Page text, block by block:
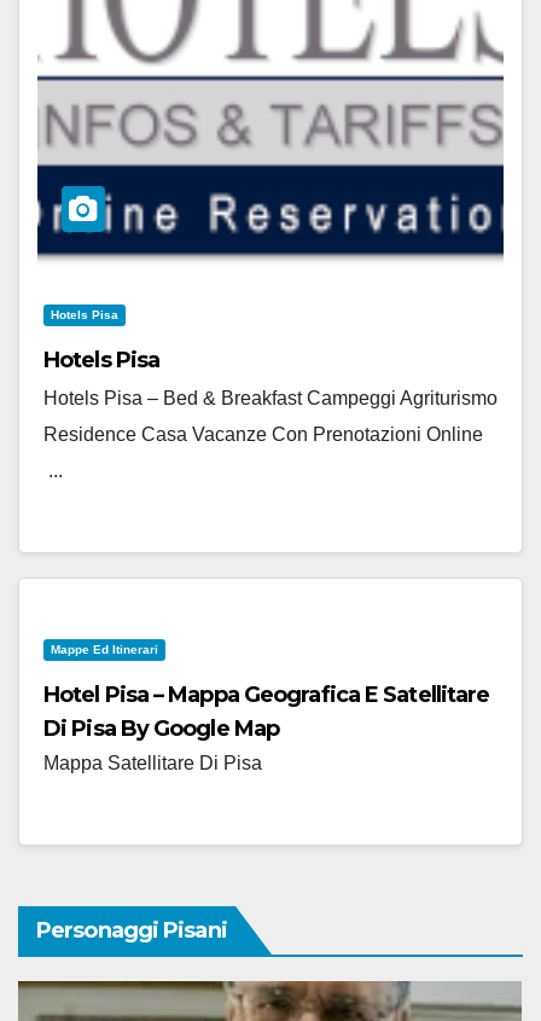
Hotels Pisa
Hotels Pisa
Hotels Pisa – Bed & Breakfast Campeggi Agriturismo
Residence Casa Vacanze Con Prenotazioni Online
...
Mappe Ed Itinerari
Hotel Pisa – Mappa Geografica E Satellitare
Di Pisa By Google Map
Mappa Satellitare Di Pisa
Personaggi Pisani